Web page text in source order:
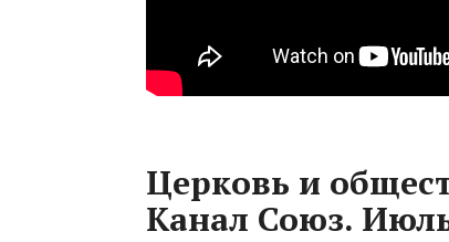
Церковь и
Канал Союз.